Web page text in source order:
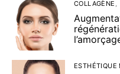
COLLAGÈNE
ESTHÉTIQUE